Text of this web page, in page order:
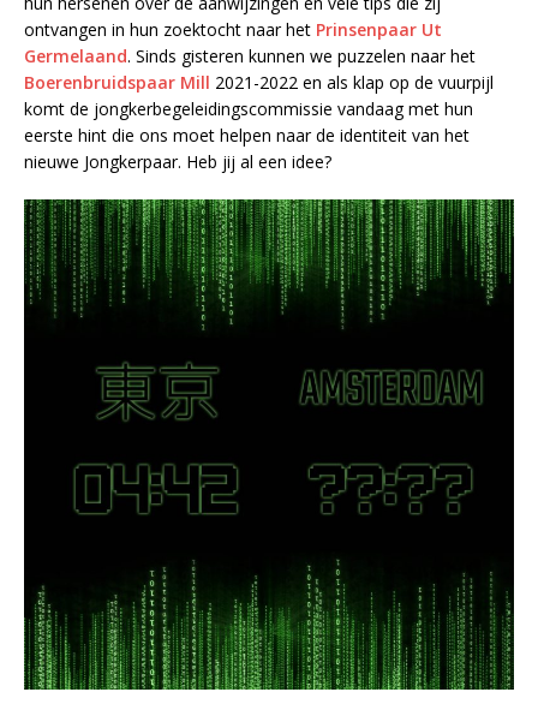
ontvangen in hun zoektocht naar het Prinsenpaar Ut
Germelaand. Sinds gisteren kunnen we puzzelen naar het
Boerenbruidspaar Mill 2021-2022 en als klap op de vuurpijl
komt de jongkerbegeleidingscommissie vandaag met hun
eerste hint die ons moet helpen naar de identiteit van het
nieuwe Jongkerpaar. Heb jij al een idee?